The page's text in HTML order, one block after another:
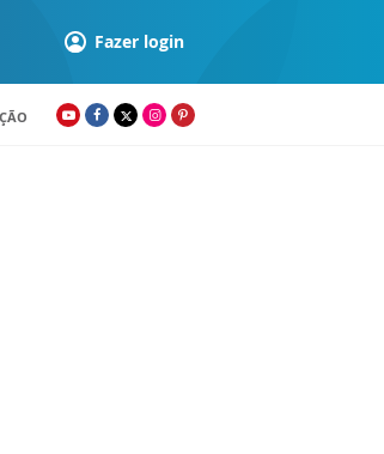
Fazer login